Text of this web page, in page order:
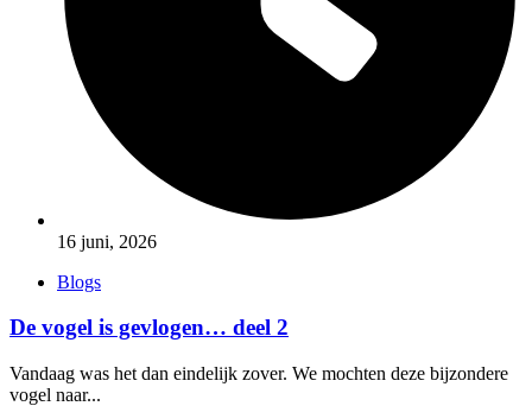
16 juni, 2026
Blogs
De vogel is gevlogen… deel 2
Vandaag was het dan eindelijk zover. We mochten deze bijzondere
vogel naar...